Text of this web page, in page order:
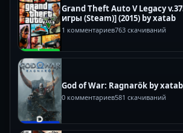
Grand Theft Auto V Legacy
игры (Steam)] (2015) by xatab
1 комментариев763 скачиваний
God of War: Ragnarök by xatab
0 комментариев581 скачиваний